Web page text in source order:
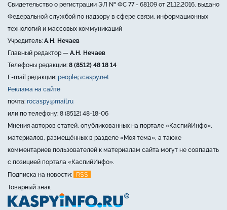
Свидетельство о регистрации ЭЛ № ФС 77 - 68109 от 21.12.2016, выдано
Федеральной службой по надзору в сфере связи, информационных
технологий и массовых коммуникаций
Учредитель: А.Н. Нечаев
Главный редактор — А.Н. Нечаев
Телефоны редакции: 8 (8512) 48 18 14
E-mail редакции: people@caspy.net
Реклама на сайте
почта: rocaspy@mail.ru
или по телефону: 8 (8512) 48-18-06
Мнения авторов статей, опубликованных на портале «КаспийИнфо»,
материалов, размещённых в разделе «Моя тема», а также
комментариев пользователей к материалам сайта могут не совпадать
с позицией портала «КаспийИнфо».
Подписка на новости:
RSS
Товарный знак